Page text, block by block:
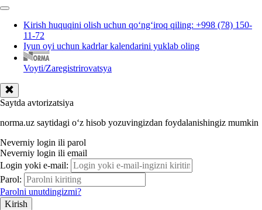
Kirish huquqini olish uchun qoʻngʻiroq qiling: +998 (78) 150-
11-72
Iyun oyi uchun kadrlar kalendarini yuklab oling
Voyti/Zaregistrirovatsya
Saytda avtorizatsiya
norma.uz saytidagi oʻz hisob yozuvingizdan foydalanishingiz mumkin
Neverniy login ili parol
Neverniy login ili email
Login yoki e-mail:
Parol:
Parolni unutdingizmi?